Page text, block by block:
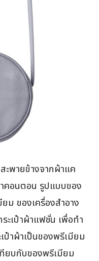
ะพายข้างจากผ้าแค
คอนตอน รูปแบบของ
ยม ของเครื่องสำอาง
ะเป๋าผ้าแฟชั่น เพื่อทำ
ป๋าผ้าเป็นของพรีเมียม
ยบกับของพรีเมียม